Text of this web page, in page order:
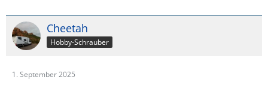
Cheetah
Hobby-Schrauber
1. September 2025